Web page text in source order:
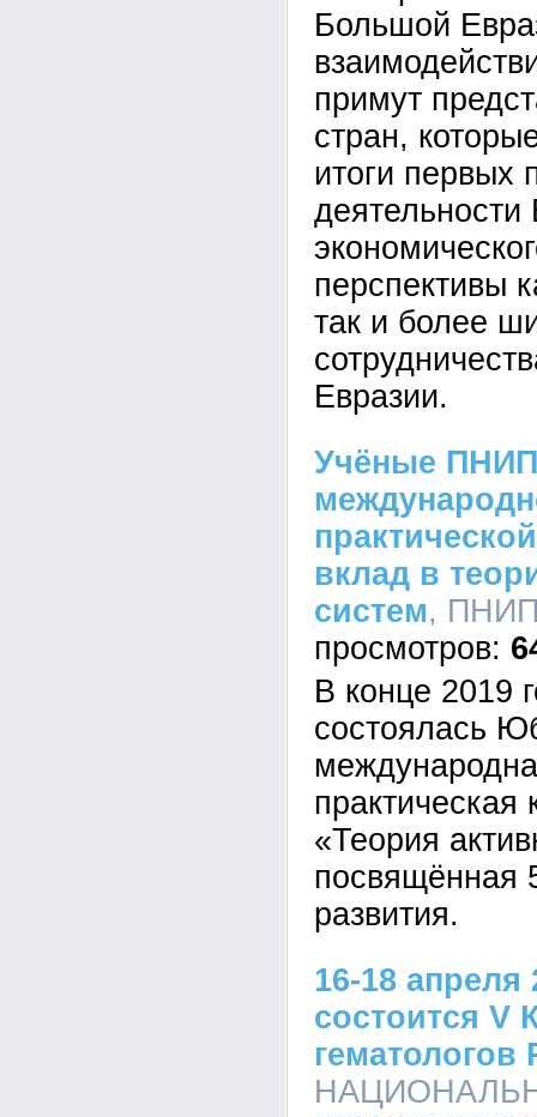
Большой
примут
стран,
итоги первых
деятельности
перспективы
так и более
Евразии.
Учёные
вклад в
систем,
В конце 2019
состоялась
«Теория
посвящённая
развития.
16-18 апреля
состоится V
гематологов